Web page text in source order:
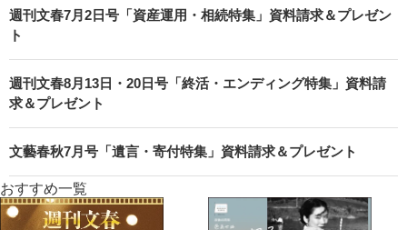
週刊文春7月2日号「資産運用・相続特集」資料請求＆プレゼン
ト
週刊文春8月13日・20日号「終活・エンディング特集」資料請
求＆プレゼント
文藝春秋7月号「遺言・寄付特集」資料請求＆プレゼント
おすすめ一覧